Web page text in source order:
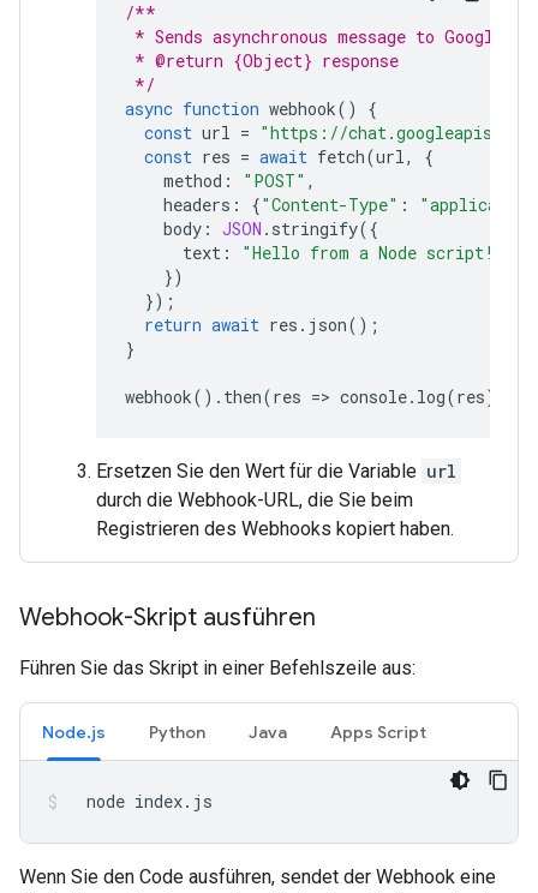
/**
* Sends asynchronous message to Google
* @return {Object} response
*/
async function webhook()
{
const url = "https://chat.googleapis.com/
const res = await fetch(url,
{
method : "POST" ,
headers : {"Content-Type" :
body : JSON . stringify({
text :
"Hello from a Node script!"
})
});
return await res . json();
}
webhook(). then(res => console. log(res));
Ersetzen Sie den Wert für die Variable url
durch die Webhook-URL, die Sie beim
Registrieren des Webhooks kopiert haben.
Webhook-Skript ausführen
Führen Sie das Skript in einer Befehlszeile aus:
Node.js Python Java Apps Script
node index.js
Wenn Sie den Code ausführen, sendet der Webhook eine